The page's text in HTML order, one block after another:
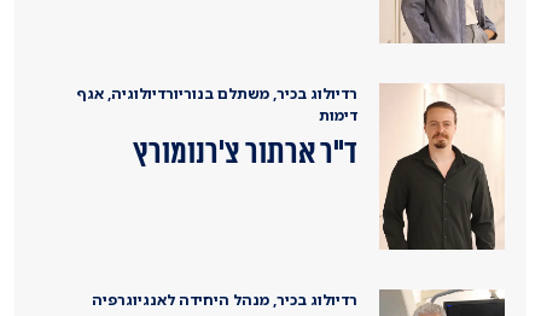
רדיולוג בכיר, משתלם בנוריורדיולוגיה, אגף
דימות
ד"ר ארתור צ'רנומורץ
רדיולוג בכיר, מנהל היחידה לאנגיוגרפיה